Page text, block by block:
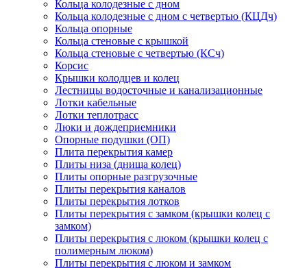
Кольца колодезные с дном
Кольца колодезные с дном с четвертью (КЦДч)
Кольца опорные
Кольца стеновые с крышкой
Кольца стеновые с четвертью (КСч)
Корсис
Крышки колодцев и колец
Лестницы водосточные и канализационные
Лотки кабельные
Лотки теплотрасс
Люки и дождеприемники
Опорные подушки (ОП)
Плита перекрытия камер
Плиты низа (днища колец)
Плиты опорные разгрузочные
Плиты перекрытия каналов
Плиты перекрытия лотков
Плиты перекрытия с замком (крышки колец с
замком)
Плиты перекрытия с люком (крышки колец с
полимерным люком)
Плиты перекрытия с люком и замком